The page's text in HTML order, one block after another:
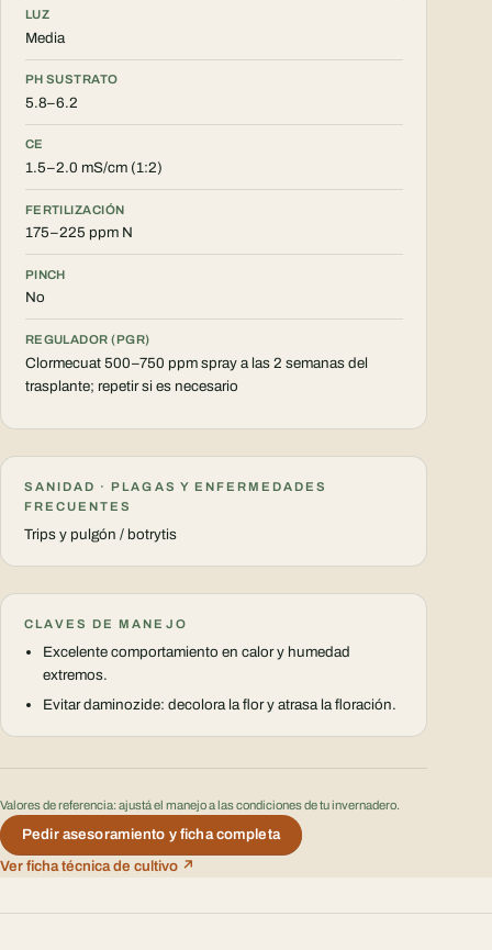
LUZ
Media
PH SUSTRATO
5.8–6.2
CE
1.5–2.0 mS/cm (1:2)
FERTILIZACIÓN
175–225 ppm N
PINCH
No
REGULADOR (PGR)
Clormecuat 500–750 ppm spray a las 2 semanas del
trasplante; repetir si es necesario
SANIDAD · PLAGAS Y ENFERMEDADES
FRECUENTES
Trips y pulgón / botrytis
CLAVES DE MANEJO
Excelente comportamiento en calor y humedad
extremos.
Evitar daminozide: decolora la flor y atrasa la floración.
Valores de referencia: ajustá el manejo a las condiciones de tu invernadero.
Pedir asesoramiento y ficha completa
Ver ficha técnica de cultivo ↗